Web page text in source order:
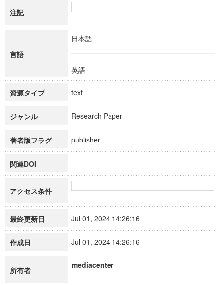
注記
言語
日本語
英語
資源タイプ text
ジャンル Research Paper
著者版フラグ publisher
関連DOI
アクセス条件
最終更新日 Jul 01, 2024 14:26:16
作成日 Jul 01, 2024 14:26:16
所有者
mediacenter